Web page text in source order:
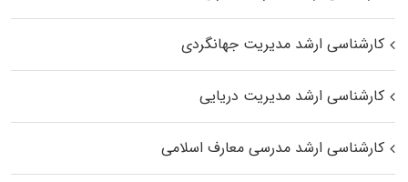
کارشناسی ارشد مدیریت جهانگردی
کارشناسی ارشد مدیریت دریایی
کارشناسی ارشد مدرسی معارف اسلامی